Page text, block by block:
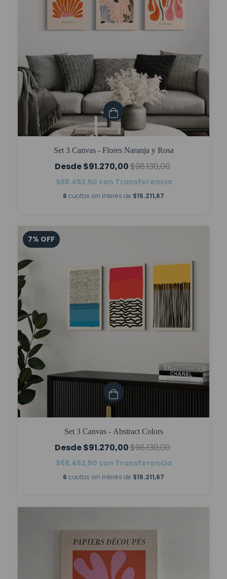
Set 3 Canvas - Flores Naranja y Rosa
$91.270,00$98.130,00
$68.452,50 con Transferencia
6 cuotas sin interés de $15.211,67
7% OFF
Set 3 Canvas - Abstract Colors
$91.270,00$98.130,00
$68.452,50 con Transferencia
6 cuotas sin interés de $15.211,67